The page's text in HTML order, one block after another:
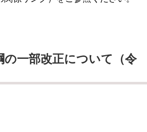
一部改正について（令